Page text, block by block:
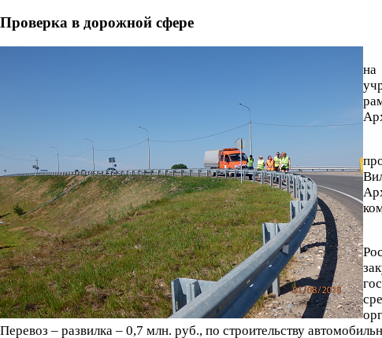
Проверка в дорожной сфере
на
Перевоз – развилка – 0,7 млн. руб., по строительству